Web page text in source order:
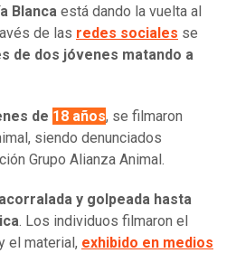
Blanca está dando la vuelta al
de las redes sociales se
de dos jóvenes matando a
de 18 años, se filmaron
siendo denunciados
Grupo Alianza Animal.
acorralada y golpeada hasta
. Los individuos filmaron el
el material, exhibido en medios